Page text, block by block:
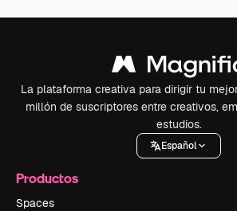
La plataforma creativa para dirigir tu
millón de suscriptores entre creativos,
estudios.
Español
Productos
Spaces